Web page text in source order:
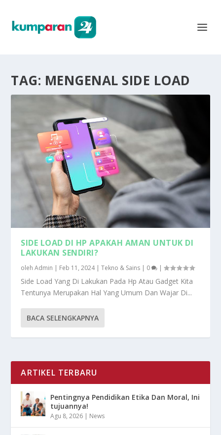
TAG: MENGENAL SIDE LOAD
SIDE LOAD DI HP APAKAH AMAN UNTUK DI
LAKUKAN SENDIRI?
olehAdmin | Feb 11, 2024|Tekno & Sains | 0 |
Side Load Yang Di Lakukan Pada Hp Atau Gadget Kita
Tentunya Merupakan Hal Yang Umum Dan Wajar Di...
BACA SELENGKAPNYA
ARTIKEL TERBARU
Pentingnya Pendidikan Etika Dan Moral, Ini
tujuannya!
Agu 8, 2026 | News